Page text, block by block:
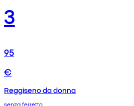
3
95
€
Reggiseno da donna
senza ferretto